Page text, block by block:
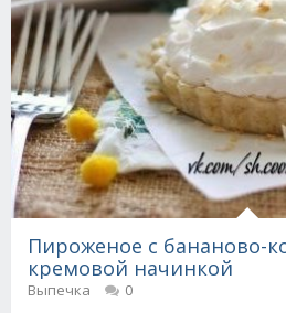
Пироженое с бананово-
кремовой начинкой
Выпечка
0